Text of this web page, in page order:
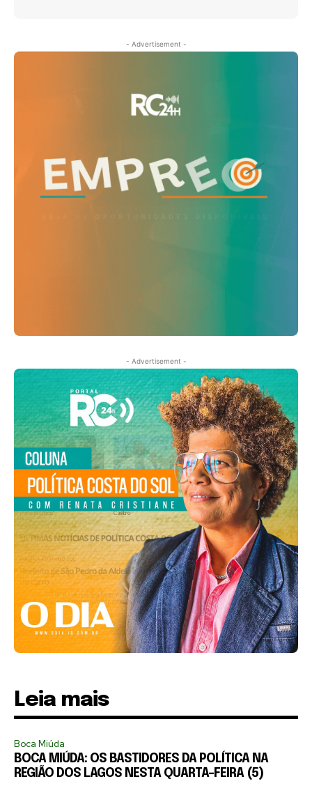
- Advertisement -
- Advertisement -
Leia mais
Boca Miúda
BOCA MIÚDA: OS BASTIDORES DA POLÍTICA NA
REGIÃO DOS LAGOS NESTA QUARTA-FEIRA (5)